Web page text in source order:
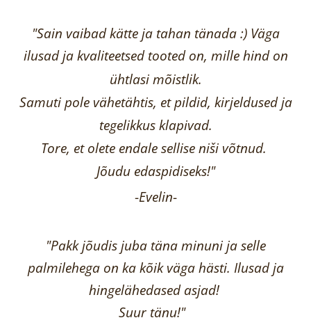
"Sain vaibad kätte ja tahan tänada :) Väga
ilusad ja kvaliteetsed tooted on, mille hind on
ühtlasi mõistlik.
Samuti pole vähetähtis, et pildid, kirjeldused ja
tegelikkus klapivad.
Tore, et olete endale sellise niši võtnud.
Jõudu edaspidiseks!"
-Evelin-
"Pakk jõudis juba täna minuni ja selle
palmilehega on ka kõik väga hästi. Ilusad ja
hingelähedased asjad!
Suur tänu!"